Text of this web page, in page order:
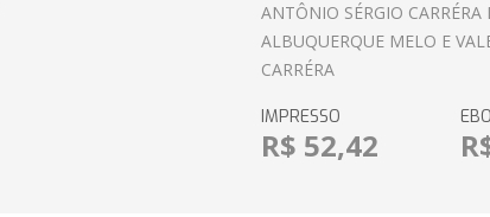
ANTÔNIO SÉRGIO CARRÉRA
ALBUQUERQUE MELO E
CARRÉRA
IMPRESSO
R$ 52,42